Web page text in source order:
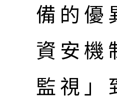
備的優
資安機
監視」